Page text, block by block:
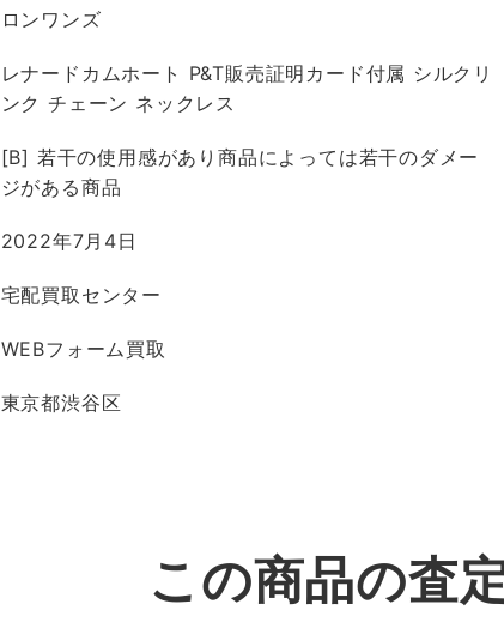
ロンワンズ
レナードカムホート P&T販売証明カード付属 シルクリ
ンク チェーン ネックレス
[B] 若干の使用感があり商品によっては若干のダメー
ジがある商品
2022年7月4日
宅配買取センター
WEBフォーム買取
東京都渋谷区
この商品の査